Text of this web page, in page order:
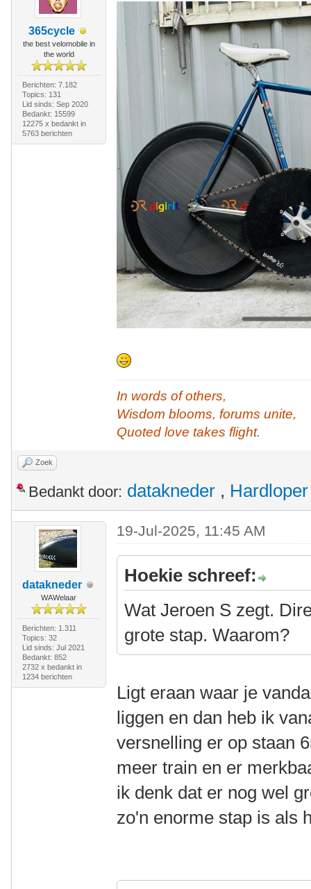
365cycle
the best velomobile in
the world
Berichten: 7.182
Topics: 131
Lid sinds: Sep 2020
Bedankt: 15599
12275 x bedankt in
5763 berichten
In words of others,
Wisdom blooms, forums unite,
Quoted love takes flight.
Zoek
Bedankt door: datakneder , Hardloper
datakneder
WAWelaar
Berichten: 1.311
Topics: 32
Lid sinds: Jul 2021
Bedankt: 852
2732 x bedankt in
1234 berichten
19-Jul-2025, 11:45 AM
Hoekie schreef:
Wat Jeroen S zegt.
grote stap. Waarom?
Ligt eraan waar je
liggen en dan heb ik
versnelling er op staan
meer train en er
ik denk dat er nog wel
zo'n enorme stap is als